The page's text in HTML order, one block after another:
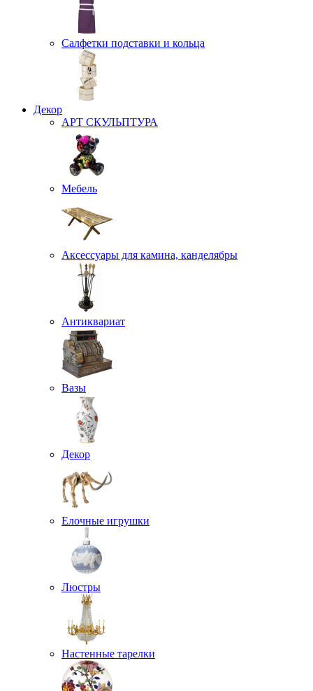
Салфетки подставки и кольца
Декор
АРТ СКУЛЬПТУРА
Мебель
Аксессуары для камина, канделябры
Антиквариат
Вазы
Декор
Елочные игрушки
Люстры
Настенные тарелки